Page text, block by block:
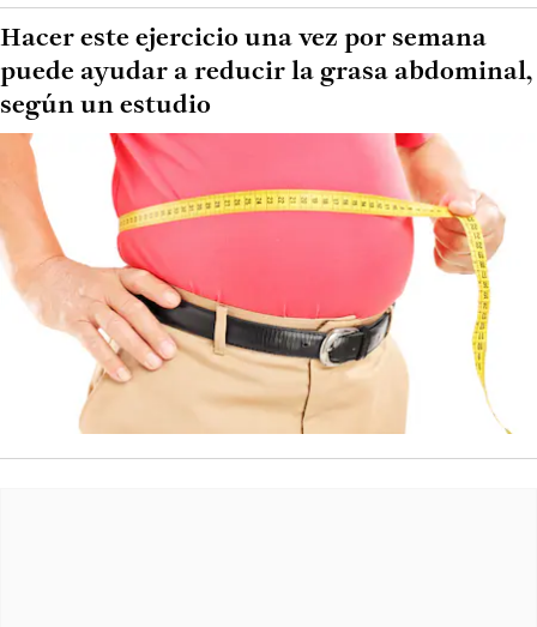
Hacer este ejercicio una vez por semana
puede ayudar a reducir la grasa abdominal,
según un estudio